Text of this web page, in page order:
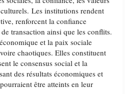
Les institutions rendent
renforcent la confiance
transaction ainsi que les conflits.
et la paix sociale
chaotiques. Elles constituent
le consensus social et la
des résultats économiques et
être atteints en leur